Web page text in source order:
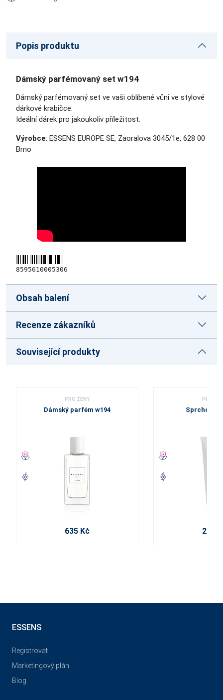
Popis produktu
Dámský parfémovaný set w194
Dámský parfémovaný set ve vaši oblíbené vůni ve stylové
dárkové krabičce.
Ideální dárek pro jakoukoliv příležitost.
Výrobce: ESSENS EUROPE SE, Zaoralova 3045/1e, 628 00
Brno
8595610005306
Obsah balení
Recenze zákazníků
Související produkty
PRO ŽENY
Dámský parfém w194
635 Kč
PRO
Sprchový
210
ESSENS
Registrovat
Marketingový plán
Blog